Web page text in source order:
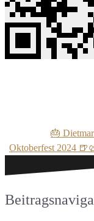
🎂
Oktoberfest 2024